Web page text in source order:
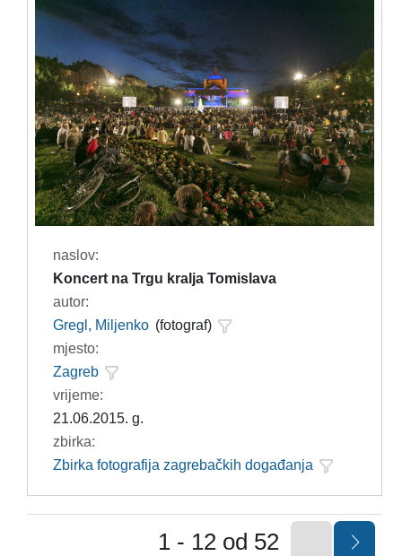
naslov:
Koncert na Trgu kralja Tomislava
autor:
Gregl, Miljenko (fotograf)
mjesto:
Zagreb
vrijeme:
21.06.2015. g.
zbirka:
Zbirka fotografija zagrebačkih događanja
1 - 12 od 52